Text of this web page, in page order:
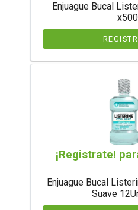
Enjuague Bucal
¡Registrate!
Enjuague Bucal
Suave